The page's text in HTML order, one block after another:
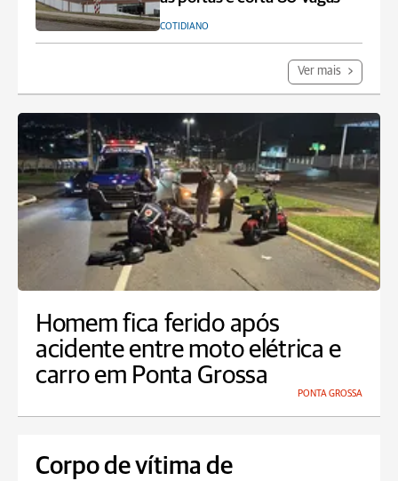
COTIDIANO
Ver mais
Homem fica ferido após
acidente entre moto elétrica e
carro em Ponta Grossa
PONTA GROSSA
Corpo de vítima de